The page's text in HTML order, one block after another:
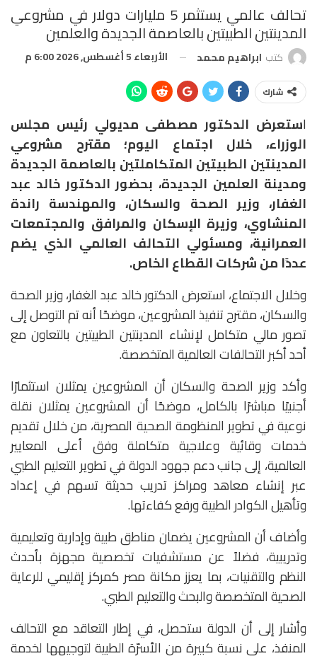
تحالف عالمي يستثمر 5 مليارات دولار في مشروعي
المدينتين الطبيتين بالعاصمة الجديدة والعلمين
كتب ابراهيم محمد الأربعاء 5 أغسطس, 2026 6:00 م
شارك
استعرض الدكتور مصطفى مديولي رئيس مجلس
الوزراء، خلال اجتماع اليوم؛ مقترح مشروعي
المدينتين الطبيتين المتكاملتين بالعاصمة الجديدة
ومدينة العلمين الجديدة، بحضور الدكتور خالد عبد
الغفار، وزير الصحة والسكان، والمهندسة راندة
المنشاوي، وزيرة الإسكان والمرافق والمجتمعات
العمرانية، ومسئولي التحالف العالمي الذي يضم
عددًا من شركات القطاع الخاص.
وخلال الاجتماع، استعرض الدكتور خالد عبد الغفار، وزير الصحة
والسكان، مقترح تنفيذ المشروعين، موضحًا أنه تم التوصل إلى
تصور مالي متكامل لإنشاء المدينتين الطبيتين بالتعاون مع
أحد أكبر التحالفات العالمية المتخصصة.
وأكد وزير الصحة والسكان أن المشروعين يمثلان استثمارًا
أجنبيًا مباشرًا بالكامل، موضحًا أن المشروعين يمثلان نقلة
نوعية في تطوير المنظومة الصحية المصرية، من خلال تقديم
خدمات وقائية وعلاجية متكاملة وفق أعلى المعايير
العالمية، إلى جانب دعم جهود الدولة في تطوير التعليم الطبي
عبر إنشاء معاهد ومراكز تدريب حديثة تسهم في إعداد
وتأهيل الكوادر الطبية ورفع كفاءتها.
وأضاف أن المشروعين يضمان مناطق طبية وإدارية وتعليمية
وتدريبية، فضلاً عن مستشفيات تخصصية مجهزة بأحدث
النظم والتقنيات، بما يعزز مكانة مصر كمركز إقليمي للرعاية
الصحية المتخصصة والبحث والتعليم الطبي.
وأشار إلى أن الدولة ستحصل، في إطار التعاقد مع التحالف
المنفذ، على نسبة كبيرة من الأسرّة الطبية لتوجيهها لخدمة